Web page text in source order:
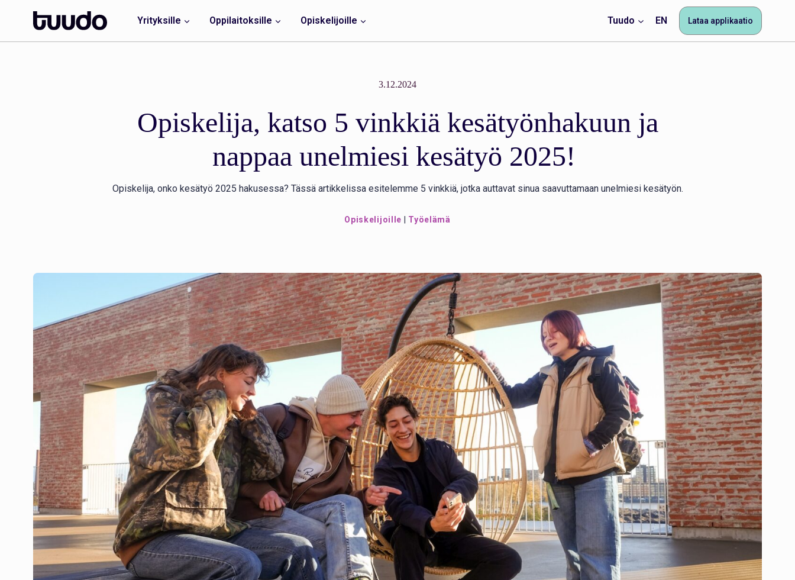
sisältöön
Yrityksille Oppilaitoksille Opiskelijoille Tuudo EN Lataa applikaatio
3.12.2024
Opiskelija, katso 5 vinkkiä kesätyönhakuun ja
nappaa unelmiesi kesätyö 2025!
Opiskelija, onko kesätyö 2025 hakusessa? Tässä artikkelissa esitelemme 5 vinkkiä, jotka auttavat sinua saavuttamaan unelmiesi kesätyön.
Opiskelijoille Työelämä